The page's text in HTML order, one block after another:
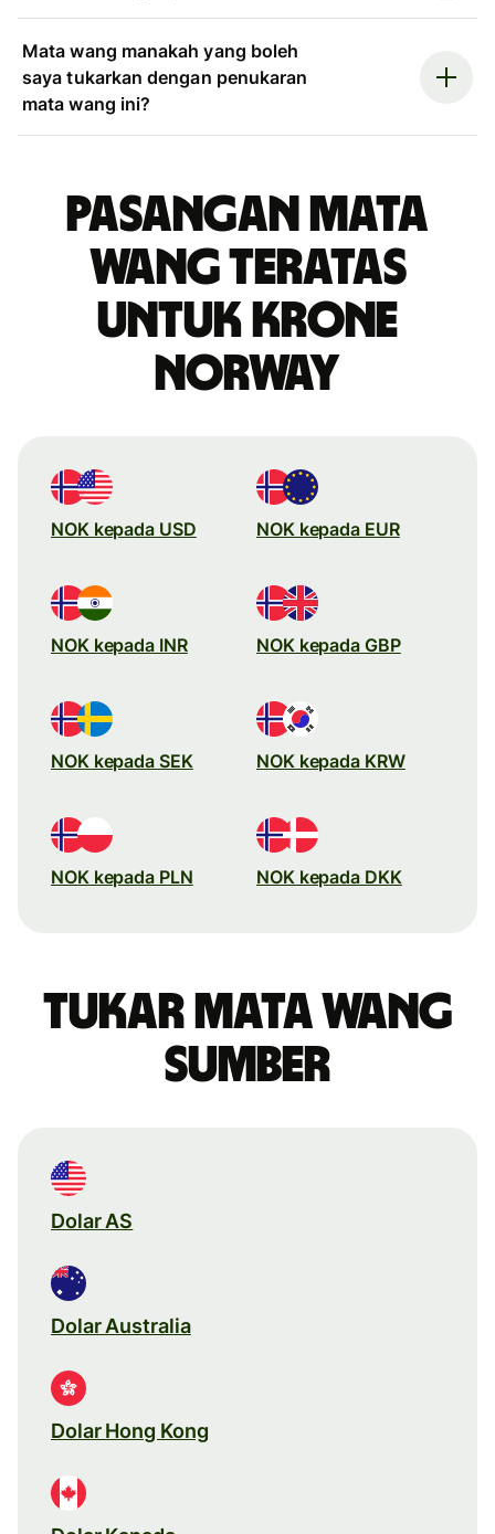
Mata wang manakah yang boleh
saya tukarkan dengan penukaran
mata wang ini?
Pasangan mata
wang teratas
untuk krone
Norway
NOK kepada USD NOK kepada EUR
NOK kepada INR NOK kepada GBP
NOK kepada SEK NOK kepada KRW
NOK kepada PLN NOK kepada DKK
Tukar mata wang
sumber
Dolar AS
Dolar Australia
Dolar Hong Kong